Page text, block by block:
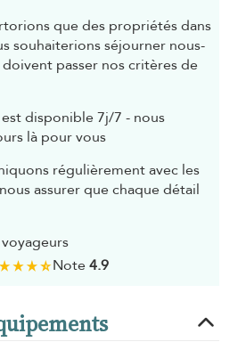
que des propriétés dans
souhaiterions séjourner nous-
doivent passer nos critères de
disponible 7j/7 - nous
là pour vous
régulièrement avec les
assurer que chaque détail
Note4.9